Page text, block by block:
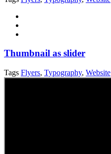
Thumbnail as slider
Tags Flyers, Typography, Website